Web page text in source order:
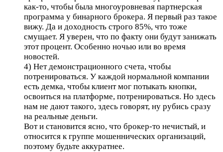
как-то, чтобы была многоуровневая партнерская
программа у бинарного брокера. Я первый раз такое
вижу. Да и доходность строго 85%, что тоже
смущает. Я уверен, что по факту они будут занижать
этот процент. Особенно ночью или во время
новостей.
4) Нет демонстрационного счета, чтобы
потренироваться. У каждой нормальной компании
есть демка, чтобы клиент мог потыкать кнопки,
освоиться на платформе, потренироваться. Но здесь
нам не дают такого, здесь говорят, ну рубись сразу
на реальные деньги.
Вот и становится ясно, что брокер-то нечистый, и
относится к группе мошеннических организаций,
поэтому будьте аккуратнее.